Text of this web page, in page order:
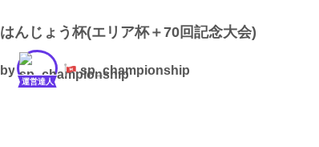
はんじょう杯(エリア杯＋70回記念大会)
by
運営達人
sp_championship